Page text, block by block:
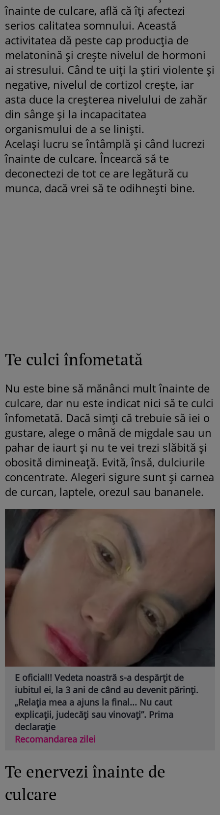
înainte de culcare, află că îți afectezi
serios calitatea somnului. Această
activitatea dă peste cap producția de
melatonină și crește nivelul de hormoni
ai stresului. Când te uiți la știri violente și
negative, nivelul de cortizol crește, iar
asta duce la creșterea nivelului de zahăr
din sânge și la incapacitatea
organismului de a se liniști.
Același lucru se întâmplă și când lucrezi
înainte de culcare. Încearcă să te
deconectezi de tot ce are legătură cu
munca, dacă vrei să te odihnești bine.
Te culci înfometată
Nu este bine să mănânci mult înainte de
culcare, dar nu este indicat nici să te culci
înfometată. Dacă simți că trebuie să iei o
gustare, alege o mână de migdale sau un
pahar de iaurt și nu te vei trezi slăbită și
obosită dimineață. Evită, însă, dulciurile
concentrate. Alegeri sigure sunt și carnea
de curcan, laptele, orezul sau bananele.
E oficial!! Vedeta noastră s-a despărțit de
iubitul ei, la 3 ani de când au devenit părinți.
„Relația mea a ajuns la final... Nu caut
explicații, judecăți sau vinovați”. Prima
declarație
Recomandarea zilei
Te enervezi înainte de
culcare